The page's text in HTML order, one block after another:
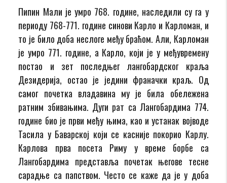
Пипин Мали је умро 768. године, наследили су га у
периоду 768-771. године синови Карло и Карломан, и
то је било доба неслоге међу браћом. Али, Карломан
је умро 771. године, а Карло, који је у међувремену
постао и зет последњег лангобардског краља
Дезидерија, остао је једини франачки краљ. Од
самог почетка владавина му је била обележена
ратним збивањима. Дуги рат са Лангобардима 774.
године био је први међу њима, као и устанак војводе
Тасила у Баварској који се касније покорио Карлу.
Карлова прва посета Риму у време борбе са
Лангобардима представља почетак његове тесне
сарадње са папством. Често се каже да је у доба